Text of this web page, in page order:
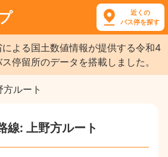
近くの
バス停を探す
よる国土数値情報が提供する令和4
停留所のデータを搭載しました。
方ルート
線: 上野方ルート